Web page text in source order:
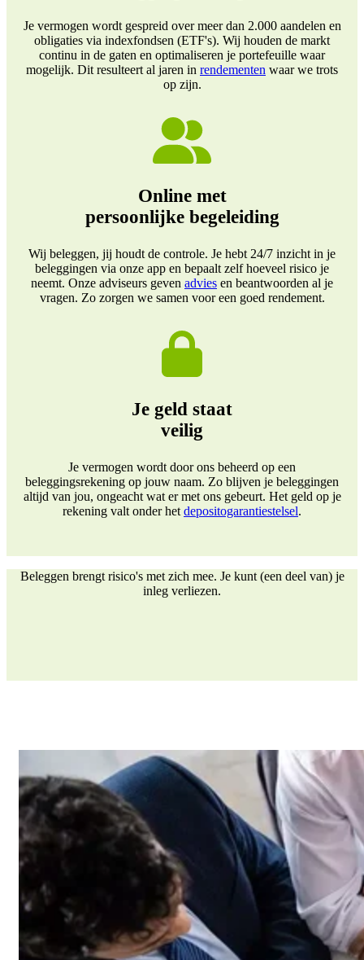
Je vermogen wordt gespreid over meer dan 2.000 aandelen en
obligaties via indexfondsen (ETF's). Wij houden de markt
continu in de gaten en optimaliseren je portefeuille waar
mogelijk. Dit resulteert al jaren in rendementen waar we trots
op zijn.
Online met
persoonlijke begeleiding
Wij beleggen, jij houdt de controle. Je hebt 24/7 inzicht in je
beleggingen via onze app en bepaalt zelf hoeveel risico je
neemt. Onze adviseurs geven advies en beantwoorden al je
vragen. Zo zorgen we samen voor een goed rendement.
Je geld staat
veilig
Je vermogen wordt door ons beheerd op een
beleggingsrekening op jouw naam. Zo blijven je beleggingen
altijd van jou, ongeacht wat er met ons gebeurt. Het geld op je
rekening valt onder het depositogarantiestelsel.
Beleggen brengt risico's met zich mee. Je kunt (een deel van) je
inleg verliezen.